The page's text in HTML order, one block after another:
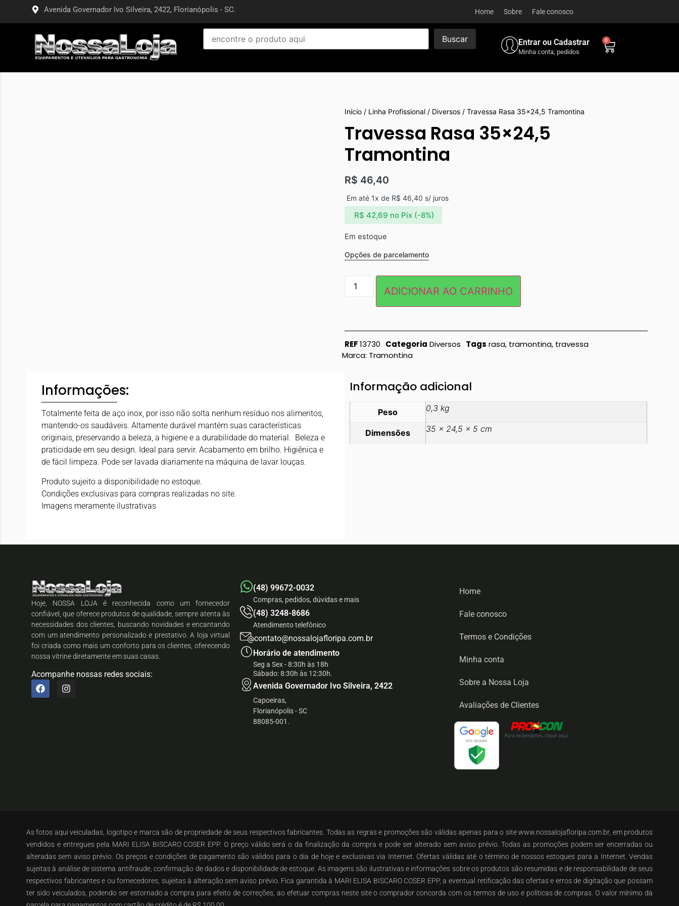
Avenida Governador Ivo Silveira, 2422, Florianópolis - SC. Home Sobre Fale conosco
Buscar Entrar ou Cadastrar
Minha conta, pedidos
0
Início / Linha Profissional / Diversos / Travessa Rasa 35×24,5 Tramontina
Travessa Rasa 35×24,5
Tramontina
R$ 46,40
Em até 1x de R$ 46,40 s/ juros
R$ 42,69 no Pix (-8%)
Em estoque
Opções de parcelamento
ADICIONAR AO CARRINHO
REF13730 Categoria Diversos Tags rasa, tramontina, travessa
Marca: Tramontina
Informações:
Totalmente feita de aço inox, por isso não solta nenhum resíduo nos alimentos,
mantendo-os saudáveis. Altamente durável mantém suas características
originais, preservando a beleza, a higiene e a durabilidade do material. Beleza e
praticidade em seu design. Ideal para servir. Acabamento em brilho. Higiênica e
de fácil limpeza. Pode ser lavada diariamente na máquina de lavar louças.
Produto sujeito a disponibilidade no estoque.
Condições exclusivas para compras realizadas no site.
Imagens meramente ilustrativas
Informação adicional
Peso 0,3 kg
Dimensões 35 × 24,5 × 5 cm
Hoje, NOSSA LOJA é reconhecida como um fornecedor
confiável, que oferece produtos de qualidade, sempre atenta às
necessidades dos clientes, buscando novidades e encantando
com um atendimento personalizado e prestativo. A loja virtual
foi criada como mais um conforto para os clientes, oferecendo
nossa vitrine diretamente em suas casas.
Acompanhe nossas redes sociais:
(48) 99672-0032
Compras, pedidos, dúvidas e mais
(48) 3248-8686
Atendimento telefônico
contato@nossalojafloripa.com.br
Horário de atendimento
Seg a Sex - 8:30h às 18h
Sábado: 8:30h às 12:30h.
Avenida Governador Ivo Silveira, 2422
Capoeiras,
Florianópolis - SC
88085-001.
Home
Fale conosco
Termos e Condições
Minha conta
Sobre a Nossa Loja
Avaliações de Clientes
As fotos aqui veiculadas, logotipo e marca são de propriedade de seus respectivos fabricantes. Todas as regras e promoções são válidas apenas para o site www.nossalojafloripa.com.br, em produtos
vendidos e entregues pela MARI ELISA BISCARO COSER EPP. O preço válido será o da finalização da compra e pode ser alterado sem aviso prévio. Todas as promoções podem ser encerradas ou
alteradas sem aviso prévio. Os preços e condições de pagamento são válidos para o dia de hoje e exclusivas via Internet. Ofertas válidas até o término de nossos estoques para a Internet. Vendas
sujeitas à análise de sistema antifraude, confirmação de dados e disponibilidade de estoque. As imagens são ilustrativas e informações sobre os produtos são resumidas e de responsabilidade de seus
respectivos fabricantes e ou fornecedores, sujeitas à alteração sem aviso prévio. Fica garantida à MARI ELISA BISCARO COSER EPP, a eventual retificação das ofertas e erros de digitação que possam
ter sido veiculados, podendo ser estornado a compra para efeito de correções, ao efetuar compras neste site o comprador concorda com os termos de uso e políticas de compras. O valor mínimo da